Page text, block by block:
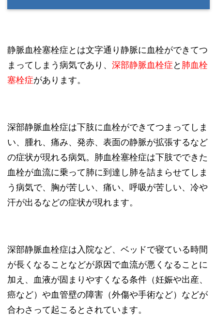
静脈血栓塞栓症とは文字通り静脈に血栓ができてつ
まってしまう病気であり、 深部静脈血栓症 と 肺血栓
塞栓症があります。
深部静脈血栓症は下肢に血栓ができてつまってしま
い、腫れ、痛み、発赤、表面の静脈が拡張するなど
の症状が現れる病気。肺血栓塞栓症は下肢でできた
血栓が血流に乗って肺に到達し肺を詰まらせてしま
う病気で、胸が苦しい、痛い、呼吸が苦しい、冷や
汗が出るなどの症状が現れます。
深部静脈血栓症は入院など、ベッドで寝ている時間
が長くなることなどが原因で血流が悪くなることに
加え、血液が固まりやすくなる条件（妊娠や出産、
癌など）や血管壁の障害（外傷や手術など）などが
合わさって起こるとされています。